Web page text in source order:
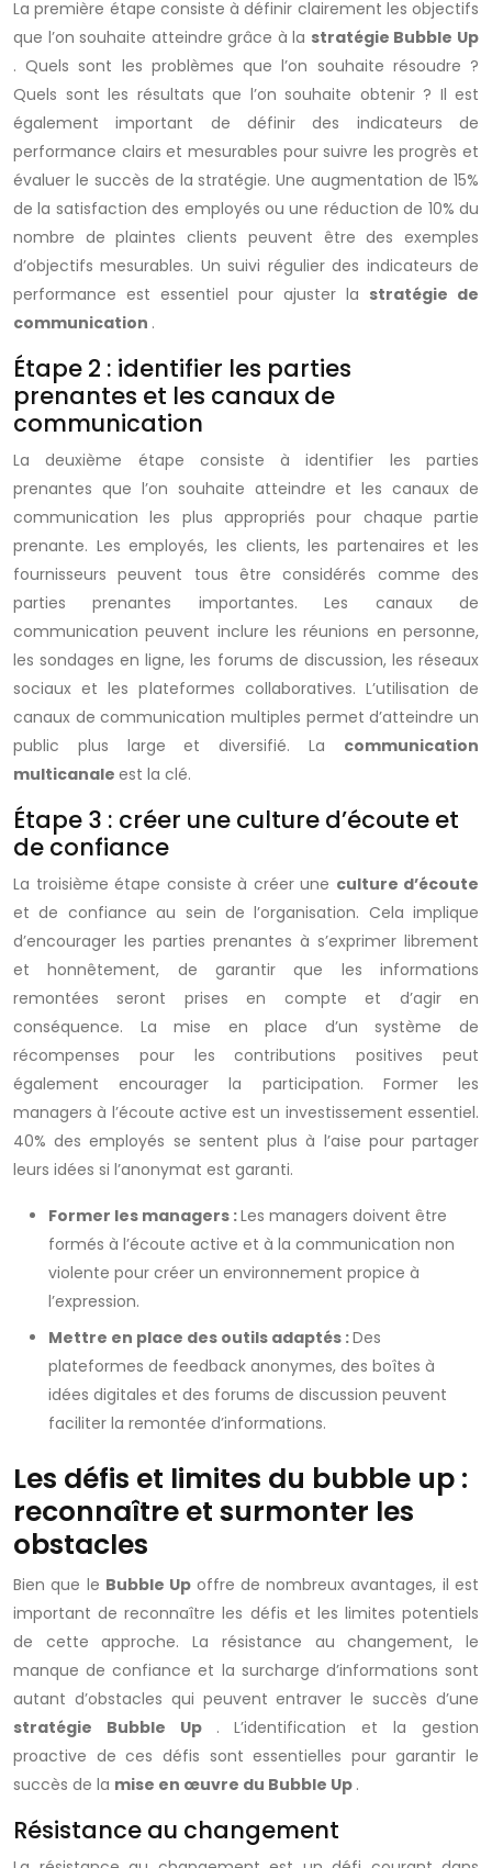
La première étape consiste à définir clairement les objectifs
que l’on souhaite atteindre grâce à la stratégie Bubble Up
. Quels sont les problèmes que l’on souhaite résoudre ?
Quels sont les résultats que l’on souhaite obtenir ? Il est
également important de définir des indicateurs de
performance clairs et mesurables pour suivre les progrès et
évaluer le succès de la stratégie. Une augmentation de 15%
de la satisfaction des employés ou une réduction de 10% du
nombre de plaintes clients peuvent être des exemples
d’objectifs mesurables. Un suivi régulier des indicateurs de
performance est essentiel pour ajuster la stratégie de
communication .
Étape 2 : identifier les parties
prenantes et les canaux de
communication
La deuxième étape consiste à identifier les parties
prenantes que l’on souhaite atteindre et les canaux de
communication les plus appropriés pour chaque partie
prenante. Les employés, les clients, les partenaires et les
fournisseurs peuvent tous être considérés comme des
parties prenantes importantes. Les canaux de
communication peuvent inclure les réunions en personne,
les sondages en ligne, les forums de discussion, les réseaux
sociaux et les plateformes collaboratives. L’utilisation de
canaux de communication multiples permet d’atteindre un
public plus large et diversifié. La communication
multicanale est la clé.
Étape 3 : créer une culture d’écoute et
de confiance
La troisième étape consiste à créer une culture d’écoute
et de confiance au sein de l’organisation. Cela implique
d’encourager les parties prenantes à s’exprimer librement
et honnêtement, de garantir que les informations
remontées seront prises en compte et d’agir en
conséquence. La mise en place d’un système de
récompenses pour les contributions positives peut
également encourager la participation. Former les
managers à l’écoute active est un investissement essentiel.
40% des employés se sentent plus à l’aise pour partager
leurs idées si l’anonymat est garanti.
Former les managers :Les managers doivent être
formés à l’écoute active et à la communication non
violente pour créer un environnement propice à
l’expression.
Mettre en place des outils adaptés :Des
plateformes de feedback anonymes, des boîtes à
idées digitales et des forums de discussion peuvent
faciliter la remontée d’informations.
Les défis et limites du bubble up :
reconnaître et surmonter les
obstacles
Bien que le Bubble Up offre de nombreux avantages, il est
important de reconnaître les défis et les limites potentiels
de cette approche. La résistance au changement, le
manque de confiance et la surcharge d’informations sont
autant d’obstacles qui peuvent entraver le succès d’une
stratégie Bubble Up . L’identification et la gestion
proactive de ces défis sont essentielles pour garantir le
succès de la mise en œuvre du Bubble Up .
Résistance au changement